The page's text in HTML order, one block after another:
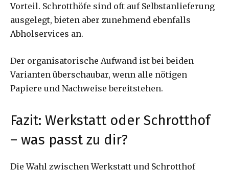
Vorteil. Schrotthöfe sind oft auf Selbstanlieferung
ausgelegt, bieten aber zunehmend ebenfalls
Abholservices an.
Der organisatorische Aufwand ist bei beiden
Varianten überschaubar, wenn alle nötigen
Papiere und Nachweise bereitstehen.
Fazit: Werkstatt oder Schrotthof
– was passt zu dir?
Die Wahl zwischen Werkstatt und Schrotthof